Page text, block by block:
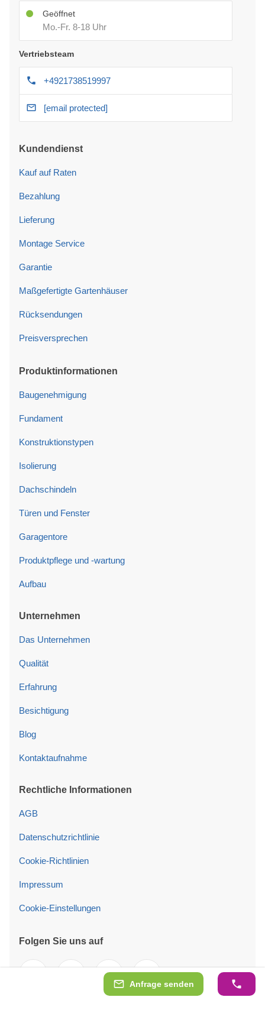
Anfrage senden
Geöffnet
Mo.-Fr. 8-18 Uhr
Vertriebsteam
+4921738519997
[email protected]
Kundendienst
Kauf auf Raten
Bezahlung
Lieferung
Montage Service
Garantie
Maßgefertigte Gartenhäuser
Rücksendungen
Preisversprechen
Produktinformationen
Baugenehmigung
Fundament
Konstruktionstypen
Isolierung
Dachschindeln
Türen und Fenster
Garagentore
Produktpflege und -wartung
Aufbau
Unternehmen
Das Unternehmen
Qualität
Erfahrung
Besichtigung
Blog
Kontaktaufnahme
Rechtliche Informationen
AGB
Datenschutzrichtlinie
Cookie-Richtlinien
Impressum
Cookie-Einstellungen
Folgen Sie uns auf